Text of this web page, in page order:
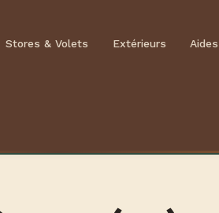
Stores & Volets Extérieurs Aides